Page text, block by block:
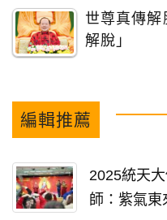
世尊真傳解
解脫」
編輯推薦
2025統天
師：紫氣